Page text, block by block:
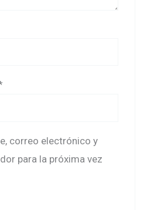
correo electrónico y
para la próxima vez